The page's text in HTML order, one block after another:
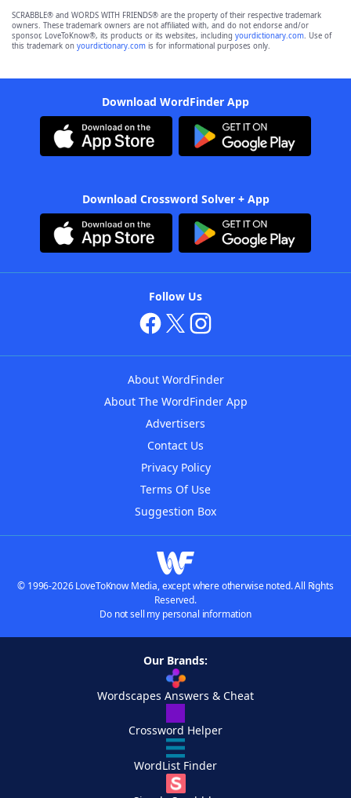
SCRABBLE® and WORDS WITH FRIENDS® are the property of their respective trademark
owners. These trademark owners are not affiliated with, and do not endorse and/or
sponsor, LoveToKnow®, its products or its websites, including yourdictionary.com. Use of
this trademark on yourdictionary.com is for informational purposes only.
Download WordFinder App
Download Crossword Solver + App
Follow Us
About WordFinder
About The WordFinder App
Advertisers
Contact Us
Privacy Policy
Terms Of Use
Suggestion Box
© 1996-2026 LoveToKnow Media, except where otherwise noted. All Rights
Reserved.
Do not sell my personal information
Our Brands:
Wordscapes Answers & Cheat
Crossword Helper
WordList Finder